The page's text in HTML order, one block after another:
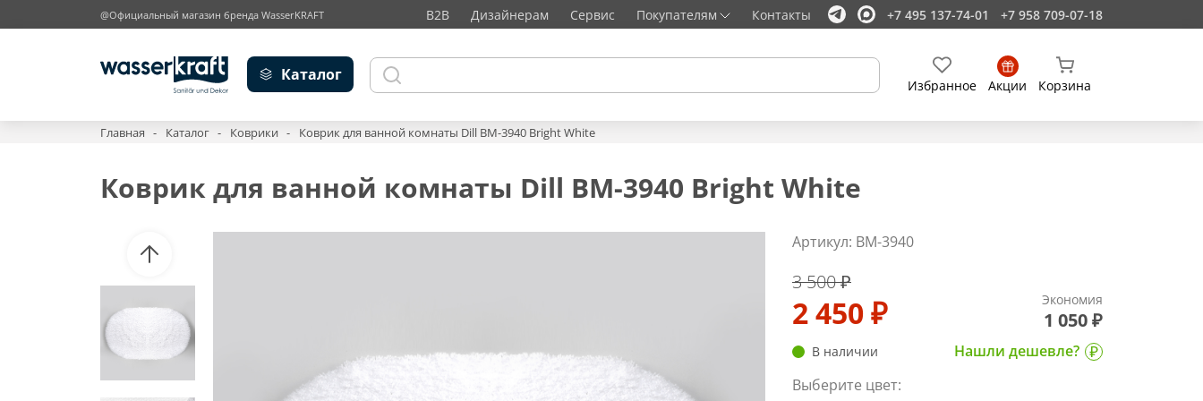
@Официальный магазин бренда WasserKRAFT B2B Дизайнерам Сервис Покупателям Контакты +7 495 137-74-01 +7 958 709-07-18
Каталог
Избранное Акции Корзина
Главная Каталог Коврики Коврик для ванной комнаты Dill BM-3940 Bright White
Коврик для ванной комнаты Dill BM-3940 Bright White
Артикул: BM-3940
3 500 ₽
2 450 ₽ Экономия
1 050 ₽
В наличии
Нашли дешевле?
Выберите цвет: